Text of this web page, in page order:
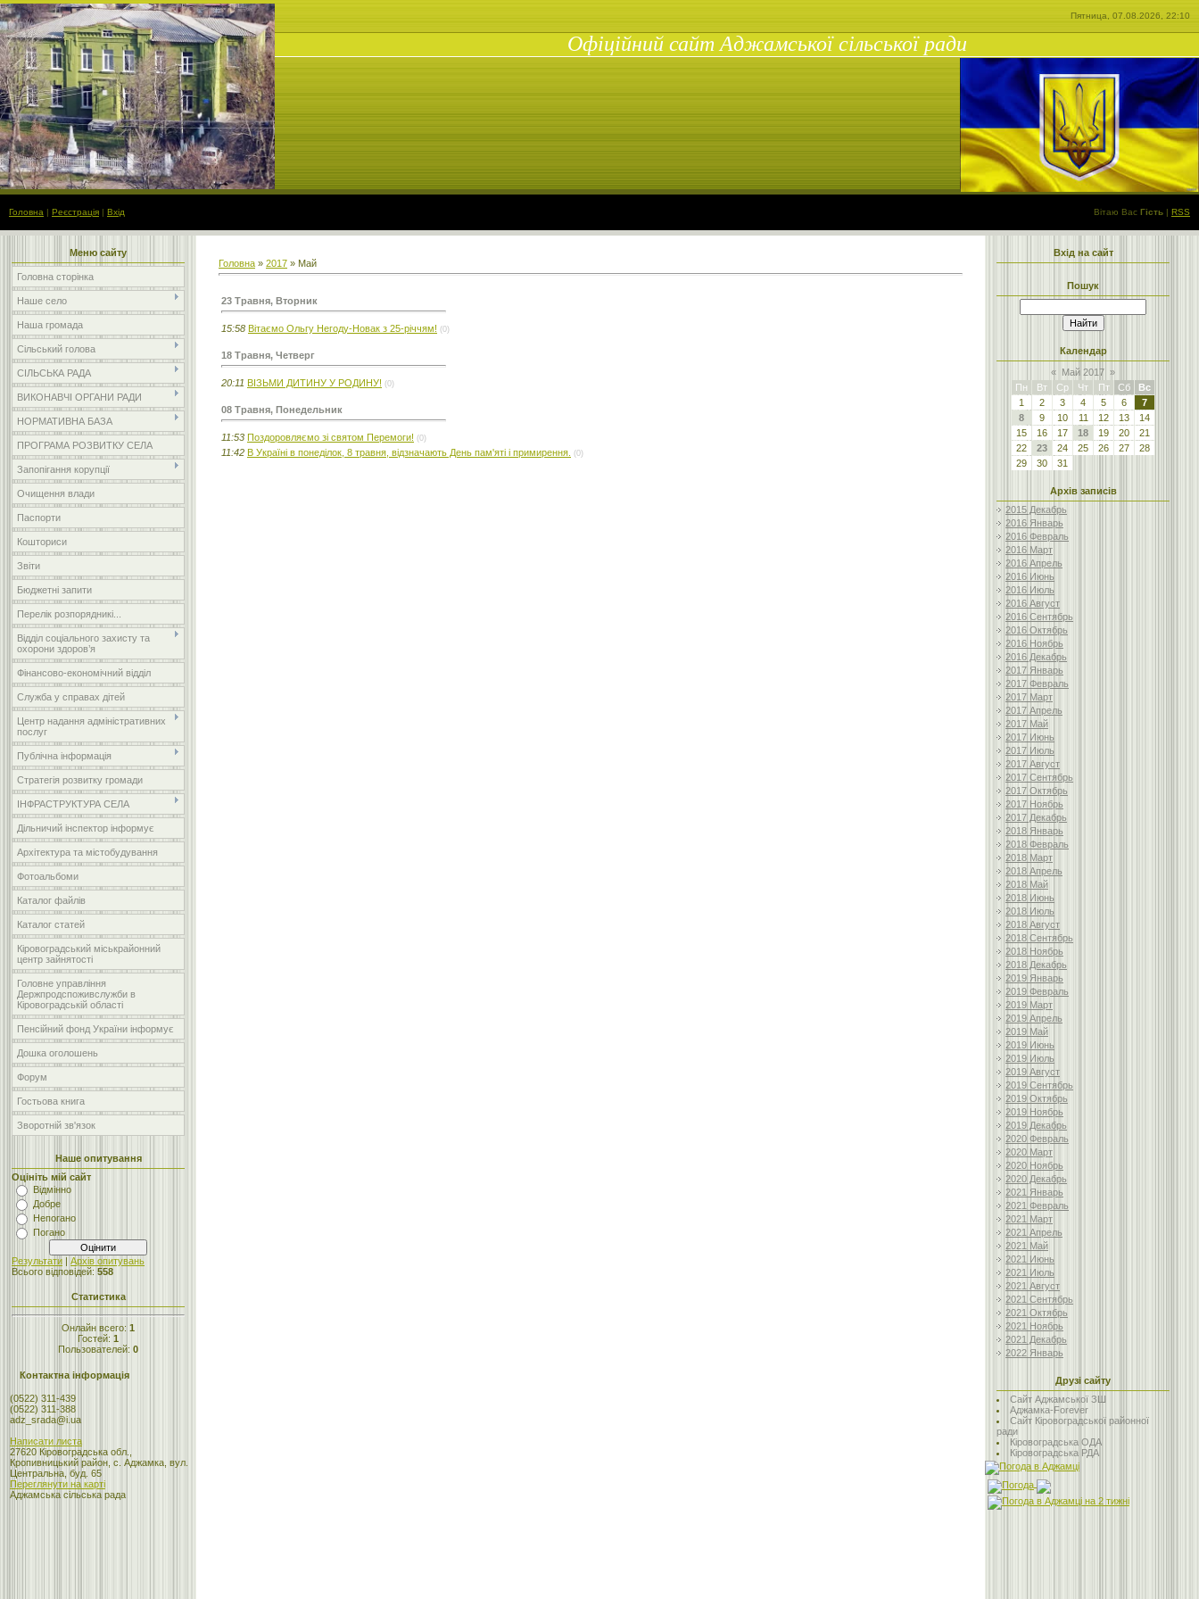
Пятница, 07.08.2026, 22:10
Офіційний сайт Аджамської сільської ради
Головна | Реєстрація | Вхід Вітаю Вас Гість | RSS
Меню сайту
Головна сторінка
Наше село
Наша громада
Сільський голова
СІЛЬСЬКА РАДА
ВИКОНАВЧІ ОРГАНИ РАДИ
НОРМАТИВНА БАЗА
ПРОГРАМА РОЗВИТКУ СЕЛА
Запопігання корупції
Очищення влади
Паспорти
Кошториси
Звіти
Бюджетні запити
Перелік розпорядникі...
Відділ соціального захисту та
охорони здоров’я
Фінансово-економічний відділ
Служба у справах дітей
Центр надання адміністративних
послуг
Публічна інформація
Стратегія розвитку громади
ІНФРАСТРУКТУРА СЕЛА
Дільничий інспектор інформує
Архітектура та містобудування
Фотоальбоми
Каталог файлів
Каталог статей
Кіровоградський міськрайонний
центр зайнятості
Головне управління
Держпродспоживслужби в
Кіровоградській області
Пенсійний фонд України інформує
Дошка оголошень
Форум
Гостьова книга
Зворотній зв'язок
Наше опитування
Оцініть мій сайт
Відмінно
Добре
Непогано
Погано
Результати | Архів опитувань
Всього відповідей: 558
Статистика
Онлайн всего: 1
Гостей: 1
Пользователей: 0
Контактна інформація
(0522) 311-439
(0522) 311-388
adz_srada@i.ua
Написати листа
27620 Кіровоградська обл.,
Кропивницький район, с. Аджамка, вул.
Центральна, буд. 65
Переглянути на карті
Аджамська сільська рада
Головна » 2017 » Май
23 Травня, Вторник
15:58 Вітаємо Ольгу Негоду-Новак з 25-річчям! (0)
18 Травня, Четверг
20:11 ВІЗЬМИ ДИТИНУ У РОДИНУ! (0)
08 Травня, Понедельник
11:53 Поздоровляємо зі святом Перемоги! (0)
11:42 В Україні в понеділок, 8 травня, відзначають День пам'яті і примирення. (0)
Вхід на сайт
Пошук
Календар
« Май 2017 »
Пн
Вт Ср Чт Пт Сб
Вс
1
2 3 4 5 6
7
8
9 10 11 12 13
14
15
16 17 18 19 20
21
22
23 24 25 26 27
28
29
30 31
Архів записів
2015 Декабрь
2016 Январь
2016 Февраль
2016 Март
2016 Апрель
2016 Июнь
2016 Июль
2016 Август
2016 Сентябрь
2016 Октябрь
2016 Ноябрь
2016 Декабрь
2017 Январь
2017 Февраль
2017 Март
2017 Апрель
2017 Май
2017 Июнь
2017 Июль
2017 Август
2017 Сентябрь
2017 Октябрь
2017 Ноябрь
2017 Декабрь
2018 Январь
2018 Февраль
2018 Март
2018 Апрель
2018 Май
2018 Июнь
2018 Июль
2018 Август
2018 Сентябрь
2018 Ноябрь
2018 Декабрь
2019 Январь
2019 Февраль
2019 Март
2019 Апрель
2019 Май
2019 Июнь
2019 Июль
2019 Август
2019 Сентябрь
2019 Октябрь
2019 Ноябрь
2019 Декабрь
2020 Февраль
2020 Март
2020 Ноябрь
2020 Декабрь
2021 Январь
2021 Февраль
2021 Март
2021 Апрель
2021 Май
2021 Июнь
2021 Июль
2021 Август
2021 Сентябрь
2021 Октябрь
2021 Ноябрь
2021 Декабрь
2022 Январь
Друзі сайту
Сайт Аджамської ЗШ
Аджамка-Forever
Сайт Кіровоградської районної
ради
Кіровоградська ОДА
Кіровоградська РДА